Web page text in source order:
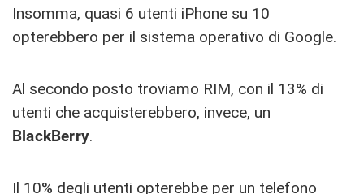
Insomma, quasi 6 utenti iPhone su 10
opterebbero per il sistema operativo di Google.
Al secondo posto troviamo RIM, con il 13% di
utenti che acquisterebbero, invece, un
BlackBerry.
Il 10% degli utenti opterebbe per un telefono